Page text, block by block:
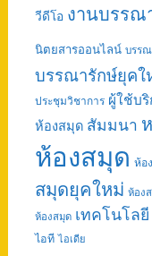
วีดีโอ งานบรรณ
นิตยสารออนไลน์ บรร
บรรณารักษ์ยุคใ
ประชุมวิชาการ ผู้ใช้บริ
ห้องสมุด สัมมนา
ห้องสมุด ห้อ
สมุดยุคใหม่ ห้อง
ห้องสมุด เทคโนโลยี
ไอที ไอเดีย